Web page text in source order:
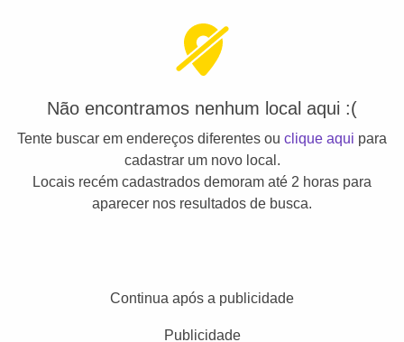
Não encontramos nenhum local aqui :(
Tente buscar em endereços diferentes ou clique aqui para
cadastrar um novo local.
Locais recém cadastrados demoram até 2 horas para
aparecer nos resultados de busca.
Continua após a publicidade
Publicidade